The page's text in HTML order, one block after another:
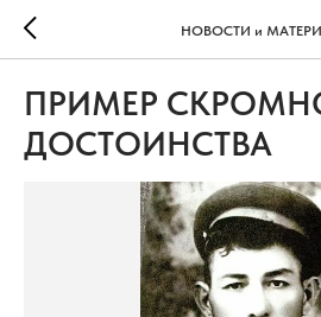
НОВОСТИ и
ПРИМЕР
ДОСТОИНСТВА